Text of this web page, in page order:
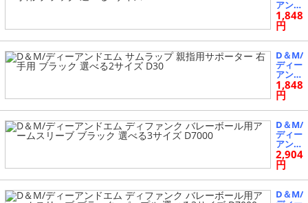
ク 12
mm厚
薄型パ
ッド
選べる
3サイ
ズ 857
アンド
エム
サムラ
ップ
親指用
サポー
ター
左手用
ブラッ
ク 選
べる2
サイズ
D30
1,848
円
D＆M/
ディー
アンド
エム
サムラ
ップ
親指用
サポー
ター
右手用
ブラッ
ク 選
べる2
サイズ
D30
1,848
円
D＆M/
ディー
アンド
エム
ディフ
ァンク
バレー
ボール
2,904
円
D＆M/